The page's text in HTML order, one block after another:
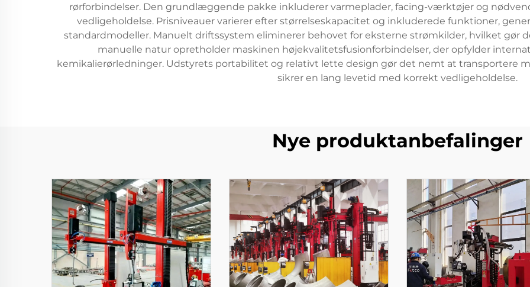
rørforbindelser. Den grundlæggende pakke inkluderer varmeplader, facing-værktøjer og
vedligeholdelse. Prisniveauer varierer efter størrelseskapacitet og inkluderede funktioner,
standardmodeller. Manuelt driftssystem eliminerer behovet for eksterne strømkilder, hvilket gør
manuelle natur opretholder maskinen højekvalitetsfusionforbindelser, der opfylder
kemikalierørledninger. Udstyrets portabilitet og relativt lette design gør det nemt at transportere
sikrer en lang levetid med korrekt vedligeholdelse.
Nye produktanbefalinger